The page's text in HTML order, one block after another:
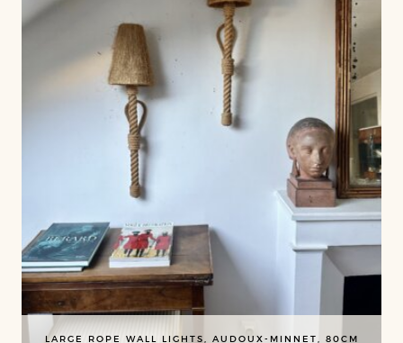
LARGE ROPE WALL LIGHTS, AUDOUX-MINNET, 80CM